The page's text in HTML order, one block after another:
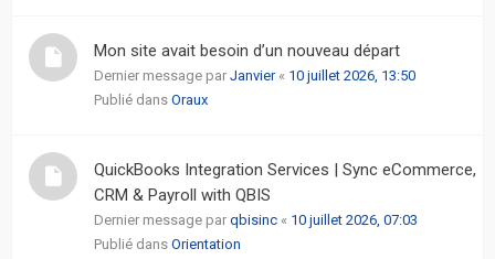
Mon site avait besoin d’un nouveau départ
Dernier message par Janvier« 10 juillet 2026, 13:50
Publié dans Oraux
QuickBooks Integration Services | Sync eCommerce,
CRM & Payroll with QBIS
Dernier message par qbisinc « 10 juillet 2026, 07:03
Publié dans Orientation